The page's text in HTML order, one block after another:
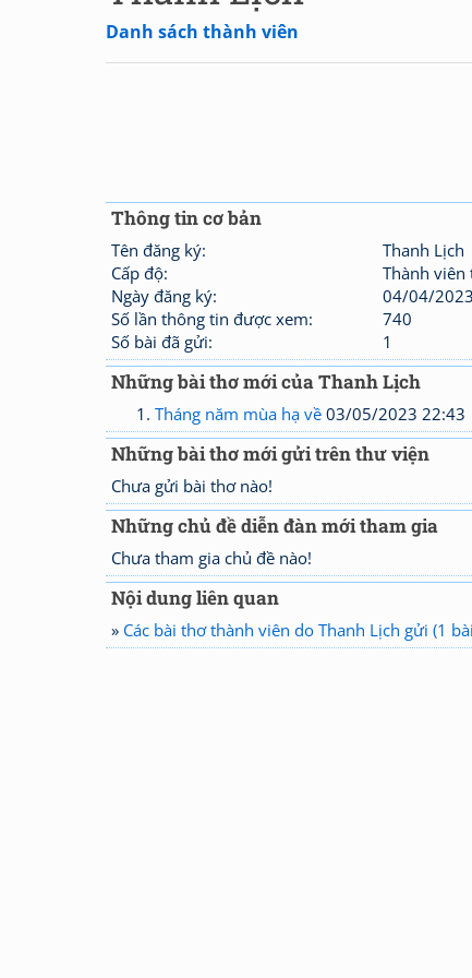
Danh sách thành viên
Thông tin cơ bản
Tên đăng ký:
Thanh Lịch
Cấp độ:
Thành viên
Ngày đăng ký:
04/04/
Số lần thông tin được xem:
740
Số bài đã gửi:
1
Những bài thơ mới của Thanh Lịch
Tháng năm mùa hạ về 03/05/2023 22:43
Những bài thơ mới gửi trên thư viện
Chưa gửi bài thơ nào!
Những chủ đề diễn đàn mới tham gia
Chưa tham gia chủ đề nào!
Nội dung liên quan
» Các bài thơ thành viên do Thanh Lịch gửi (1